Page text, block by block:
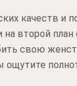
качеств и
второй
свою
ощутите